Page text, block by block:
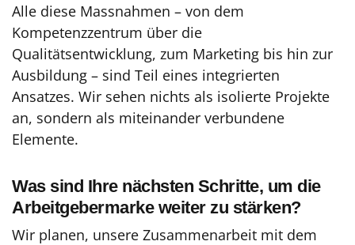
Alle diese Massnahmen – von dem
Kompetenzzentrum über die
Qualitätsentwicklung, zum Marketing bis hin zur
Ausbildung – sind Teil eines integrierten
Ansatzes. Wir sehen nichts als isolierte Projekte
an, sondern als miteinander verbundene
Elemente.
Was sind Ihre nächsten Schritte, um die
Arbeitgebermarke weiter zu stärken?
Wir planen, unsere Zusammenarbeit mit dem